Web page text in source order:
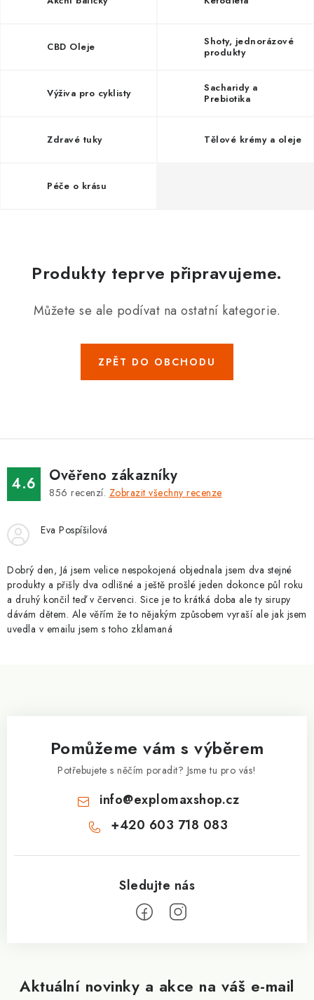
CBD Oleje
Shoty, jednorázové
produkty
Výživa pro cyklisty
Sacharidy a
Prebiotika
Zdravé tuky Tělové krémy a oleje
Péče o krásu
Produkty teprve připravujeme.
Můžete se ale podívat na ostatní kategorie.
ZPĚT DO OBCHODU
4.6 Ověřeno zákazníky
856 recenzí. Zobrazit všechny recenze
Eva Pospíšilová
Dobrý den, Já jsem velice nespokojená objednala jsem dva stejné
produkty a přišly dva odlišné a ještě prošlé jeden dokonce půl roku
a druhý končil teď v červenci. Sice je to krátká doba ale ty sirupy
dávám dětem. Ale věřím že to nějakým způsobem vyraší ale jak jsem
uvedla v emailu jsem s toho zklamaná
Aktuální novinky a akce na váš e-mail
Pomůžeme vám s výběrem
Potřebujete s něčím poradit? Jsme tu pro vás!
info@explomaxshop.cz
+420 603 718 083